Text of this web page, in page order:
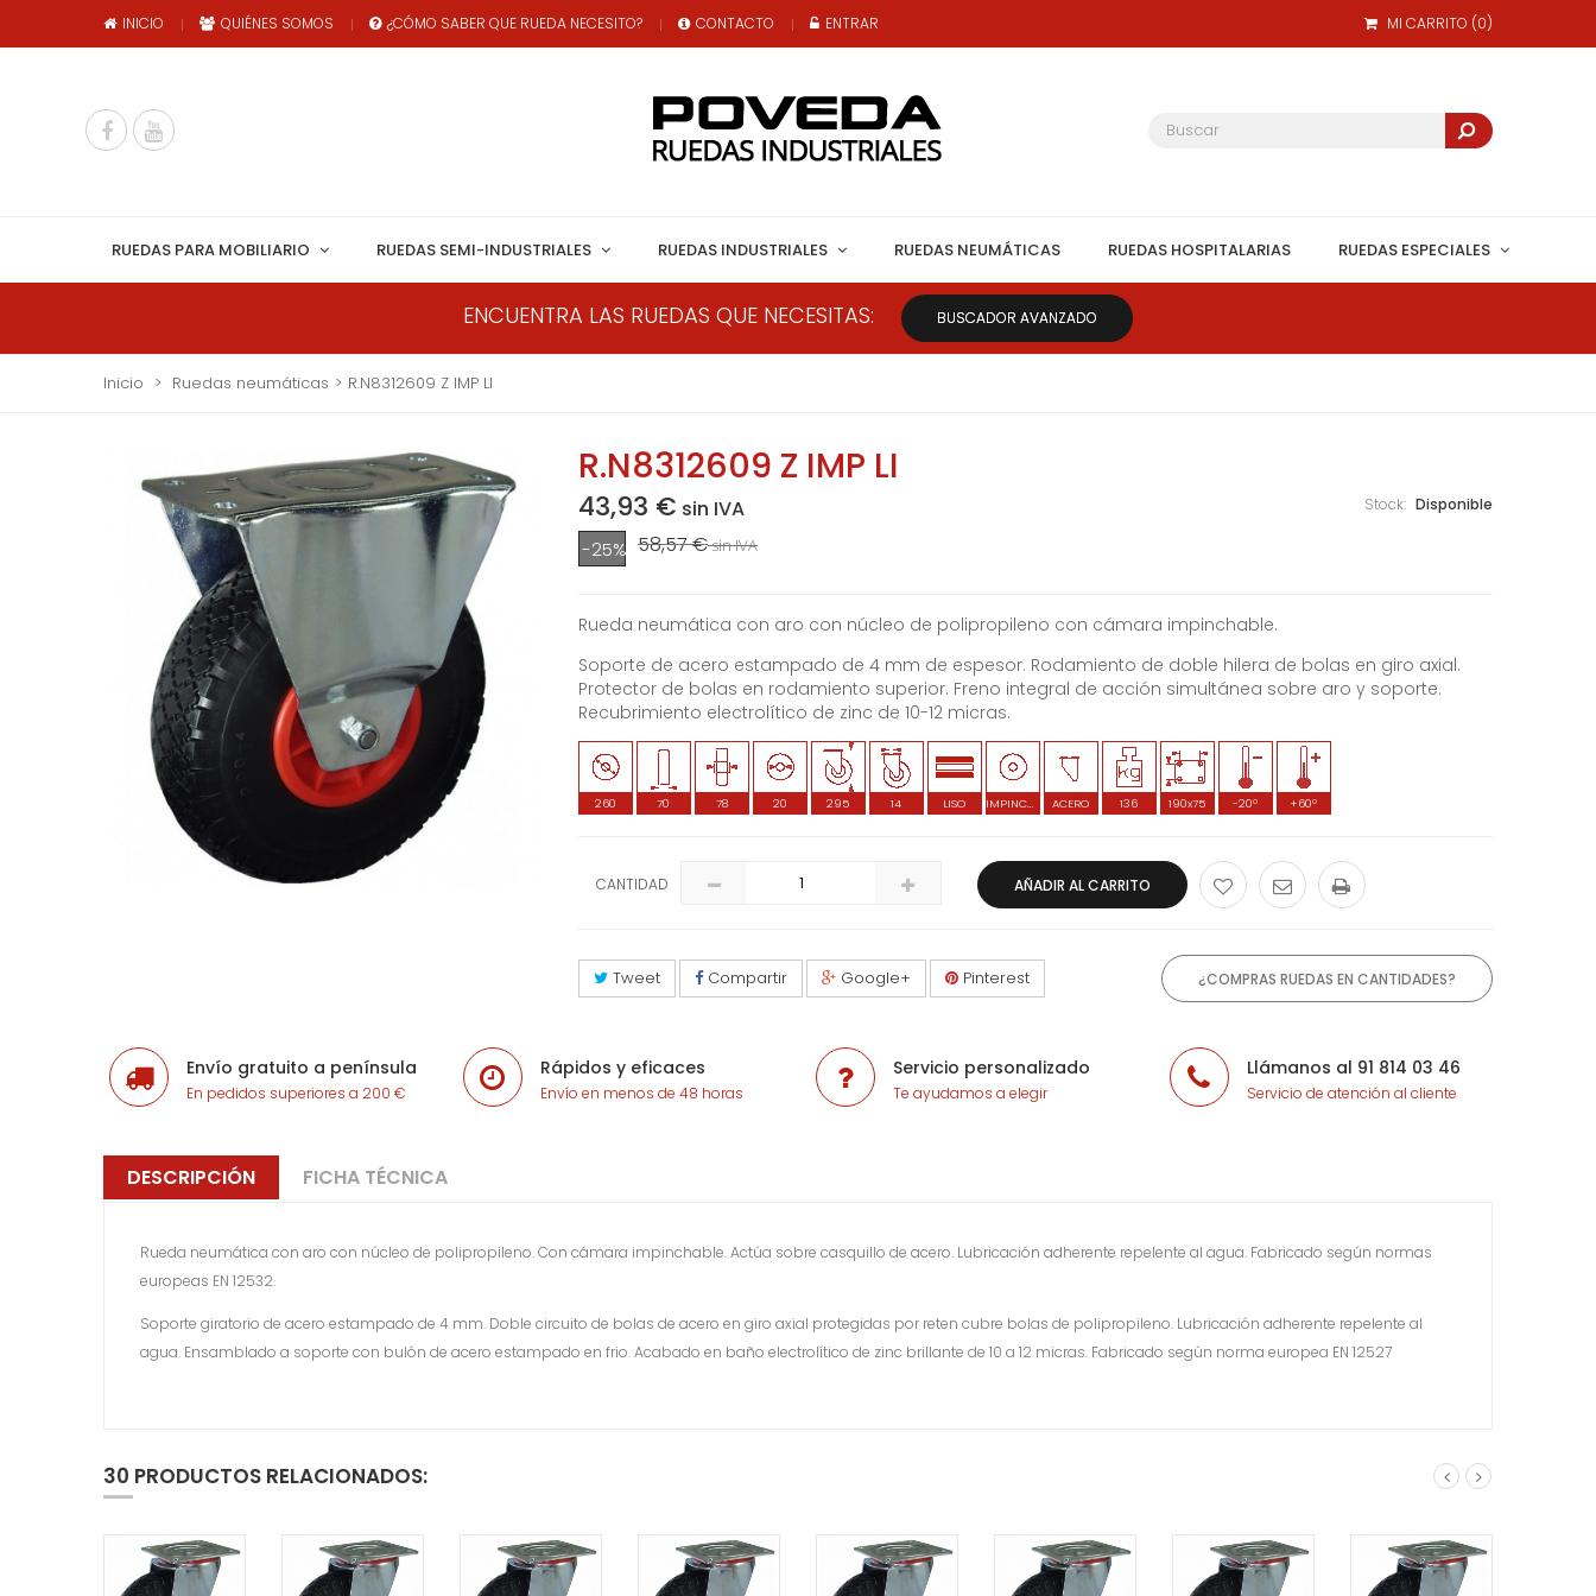
INICIO QUIÉNES SOMOS ¿CÓMO SABER QUE RUEDA NECESITO? CONTACTO ENTRAR MI CARRITO (0)
RUEDAS PARA MOBILIARIO RUEDAS SEMI-INDUSTRIALES RUEDAS INDUSTRIALES RUEDAS NEUMÁTICAS RUEDAS HOSPITALARIAS RUEDAS ESPECIALES
ENCUENTRA LAS RUEDAS QUE NECESITAS: BUSCADOR AVANZADO
Inicio > Ruedas neumáticas > R.N8312609 Z IMP LI
R.N8312609 Z IMP LI
43,93 € sin IVA
-25% 58,57 €sin IVA
Stock: Disponible
Rueda neumática con aro con núcleo de polipropileno con cámara impinchable.
Soporte de acero estampado de 4 mm de espesor. Rodamiento de doble hilera de bolas en giro axial.
Protector de bolas en rodamiento superior. Freno integral de acción simultánea sobre aro y soporte.
Recubrimiento electrolítico de zinc de 10-12 micras.
260 70 78 20 295 14 LISO IMPINCHABLE ACERO 136 190x75 -20º +60º
CANTIDAD AÑADIR AL CARRITO
Tweet Compartir Google+ Pinterest ¿COMPRAS RUEDAS EN CANTIDADES?
Envío gratuito a península
En pedidos superiores a 200 €
Rápidos y eficaces
Envío en menos de 48 horas
Servicio personalizado
Te ayudamos a elegir
Llámanos al 91 814 03 46
Servicio de atención al cliente
DESCRIPCIÓN FICHA TÉCNICA
Rueda neumática con aro con núcleo de polipropileno. Con cámara impinchable. Actúa sobre casquillo de acero. Lubricación adherente repelente al agua. Fabricado según normas
europeas EN 12532.
Soporte giratorio de acero estampado de 4 mm. Doble circuito de bolas de acero en giro axial protegidas por reten cubre bolas de polipropileno. Lubricación adherente repelente al
agua. Ensamblado a soporte con bulón de acero estampado en frio. Acabado en baño electrolítico de zinc brillante de 10 a 12 micras. Fabricado según norma europea EN 12527
30 PRODUCTOS RELACIONADOS: